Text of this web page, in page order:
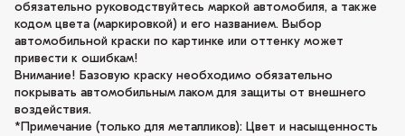
обязательно руководствуйтесь маркой автомобиля, а также
кодом цвета (маркировкой) и его названием. Выбор
автомобильной краски по картинке или оттенку может
привести к ошибкам!
Внимание! Базовую краску необходимо обязательно
покрывать автомобильным лаком для защиты от внешнего
воздействия.
*Примечание (только для металликов): Цвет и насыщенность